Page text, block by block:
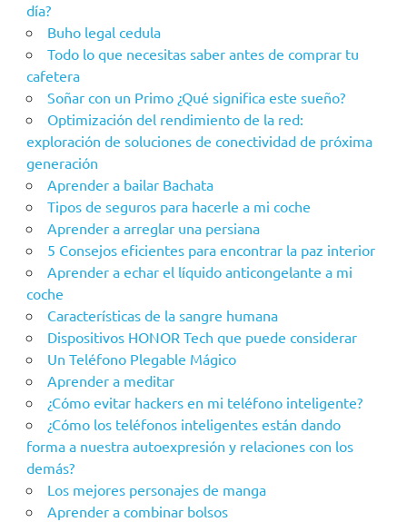
día?
Buho legal cedula
Todo lo que necesitas saber antes de comprar tu
cafetera
Soñar con un Primo ¿Qué significa este sueño?
Optimización del rendimiento de la red:
exploración de soluciones de conectividad de próxima
generación
Aprender a bailar Bachata
Tipos de seguros para hacerle a mi coche
Aprender a arreglar una persiana
5 Consejos eficientes para encontrar la paz interior
Aprender a echar el líquido anticongelante a mi
coche
Características de la sangre humana
Dispositivos HONOR Tech que puede considerar
Un Teléfono Plegable Mágico
Aprender a meditar
¿Cómo evitar hackers en mi teléfono inteligente?
¿Cómo los teléfonos inteligentes están dando
forma a nuestra autoexpresión y relaciones con los
demás?
Los mejores personajes de manga
Aprender a combinar bolsos